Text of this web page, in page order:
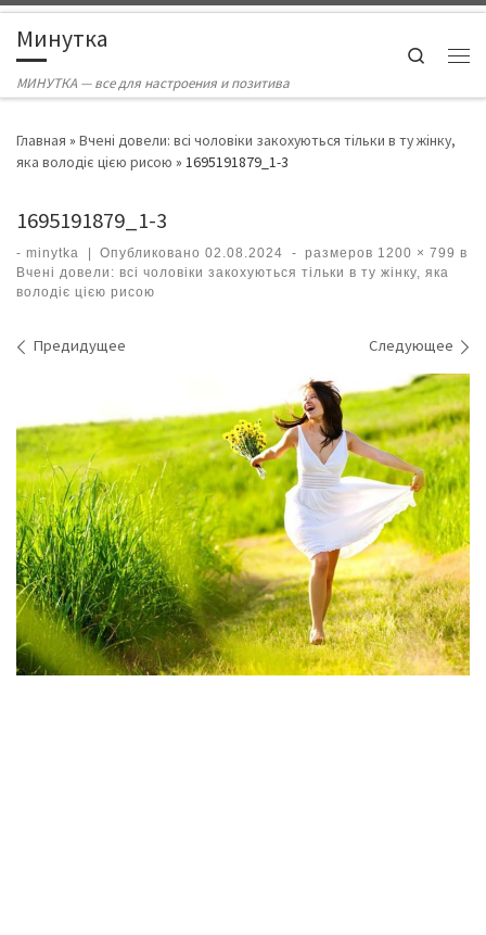
Skip to content
Минутка
МИНУТКА — все для настроения и позитива
Search
Главная » Вчені довели: всі чоловіки закохуються тільки в ту жінку,
яка володіє цією рисою » 1695191879_1-3
1695191879_1-3
- minytka Опубликовано02.08.2024 - размеров 1200 × 799 в
Вчені довели: всі чоловіки закохуються тільки в ту жінку, яка
володіє цією рисою
Навигация по изображениям
Предидущее Следующее